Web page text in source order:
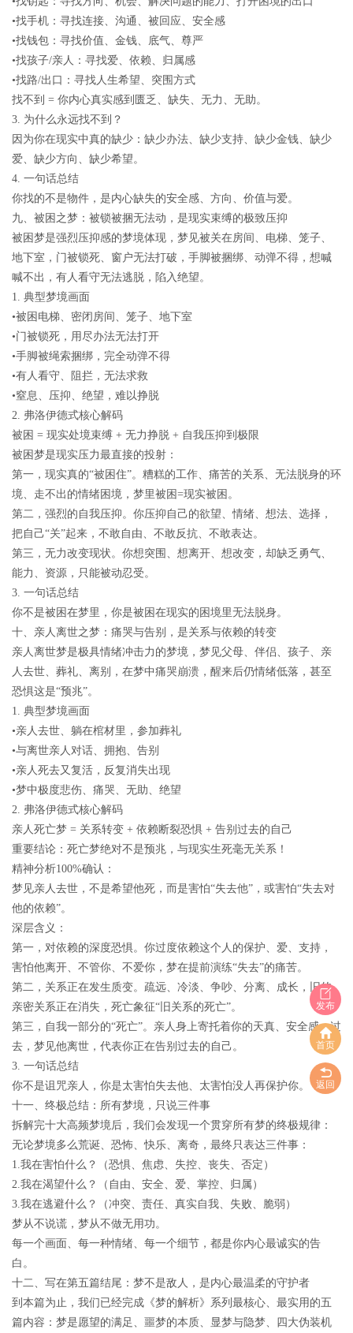
•找手机 ：寻找连接、沟通、被回应、安全感
•找钱包 ：寻找价值、金钱、底气、尊严
•找孩子/亲人 ：寻找爱、依赖、归属感
•找路/出口 ：寻找人生希望、突围方式
找不到 = 你内心真实感到匮乏、缺失、无力、无助。
3. 为什么永远找不到？
因为你在现实中真的缺少 ：缺少办法、缺少支持、缺少金钱、缺少
爱、缺少方向、缺少希望。
4. 一句话总结
你找的不是物件，是内心缺失的安全感、方向、价值与爱。
九、被困之梦：被锁被捆无法动，是现实束缚的极致压抑
被困梦是强烈压抑感的梦境体现，梦见被关在房间、电梯、笼子、
地下室，门被锁死、窗户无法打破，手脚被捆绑、动弹不得，想喊
喊不出，有人看守无法逃脱，陷入绝望。
1. 典型梦境画面
•被困电梯、密闭房间、笼子、地下室
•门被锁死，用尽办法无法打开
•手脚被绳索捆绑，完全动弹不得
•有人看守、阻拦，无法求救
•窒息、压抑、绝望，难以挣脱
2. 弗洛伊德式核心解码
被困 = 现实处境束缚 + 无力挣脱 + 自我压抑到极限
被困梦是现实压力最直接的投射 ：
第一， 现实真的“被困住”。糟糕的工作、痛苦的关系、无法脱身的环
境、走不出的情绪困境，梦里被困=现实被困。
第二， 强烈的自我压抑。你压抑自己的欲望、情绪、想法、选择，
把自己“关”起来，不敢自由、不敢反抗、不敢表达。
第三， 无力改变现状。你想突围、想离开、想改变，却缺乏勇气、
能力、资源，只能被动忍受。
3. 一句话总结
你不是被困在梦里，你是被困在现实的困境里无法脱身。
十、亲人离世之梦：痛哭与告别，是关系与依赖的转变
亲人离世梦是极具情绪冲击力的梦境，梦见父母、伴侣、孩子、亲
人去世、葬礼、离别，在梦中痛哭崩溃，醒来后仍情绪低落，甚至
恐惧这是“预兆”。
1. 典型梦境画面
•亲人去世、躺在棺材里，参加葬礼
•与离世亲人对话、拥抱、告别
•亲人死去又复活，反复消失出现
•梦中极度悲伤、痛哭、无助、绝望
2. 弗洛伊德式核心解码
亲人死亡梦 = 关系转变 + 依赖断裂恐惧 + 告别过去的自己
重要结论：死亡梦绝对不是预兆，与现实生死毫无关系！
精神分析100%确认：
梦见亲人去世，不是希望他死，而是害怕“失去他” ，或害怕“失去对
他的依赖”。
深层含义：
第一， 对依赖的深度恐惧。你过度依赖这个人的保护、爱、支持，
害怕他离开、不管你、不爱你，梦在提前演练“失去”的痛苦。
第二， 关系正在发生质变。疏远、冷淡、争吵、分离、成长，旧的
亲密关系正在消失，死亡象征“旧关系的死亡”。
第三， 自我一部分的“死亡”。亲人身上寄托着你的天真、安全感、过
去，梦见他离世，代表你正在告别过去的自己。
3. 一句话总结
你不是诅咒亲人，你是太害怕失去他、太害怕没人再保护你。
十一、终极总结：所有梦境，只说三件事
拆解完十大高频梦境后，我们会发现一个贯穿所有梦的终极规律：
无论梦境多么荒诞、恐怖、快乐、离奇，最终只表达三件事：
1.我在害怕什么？
（恐惧、焦虑、失控、丧失、否定）
2.我在渴望什么？
（自由、安全、爱、掌控、归属）
3.我在逃避什么？
（冲突、责任、真实自我、失败、脆弱）
梦从不说谎，梦从不做无用功。
每一个画面、每一种情绪、每一个细节，都是你内心最诚实的告
白。
十二、写在第五篇结尾：梦不是敌人，是内心最温柔的守护者
到本篇为止，我们已经完成《梦的解析》系列最核心、最实用的五
篇内容：梦是愿望的满足、噩梦的本质、显梦与隐梦、四大伪装机
发布
首页
返回